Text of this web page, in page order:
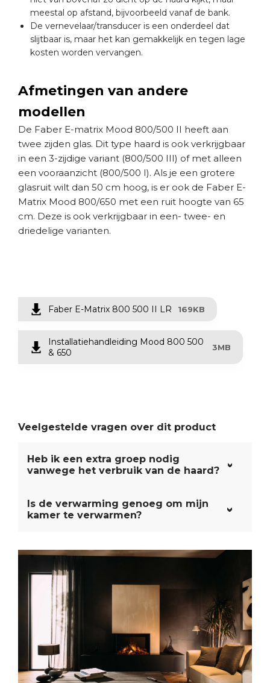
meestal op afstand, bijvoorbeeld vanaf de bank.
De vernevelaar/transducer is een onderdeel dat
slijtbaar is, maar het kan gemakkelijk en tegen lage
kosten worden vervangen.
Afmetingen van andere
modellen
De Faber E-matrix Mood 800/500 II heeft aan
twee zijden glas. Dit type haard is ook verkrijgbaar
in een 3-zijdige variant (800/500 III) of met alleen
een vooraanzicht (800/500 I). Als je een grotere
glasruit wilt dan 50 cm hoog, is er ook de Faber E-
Matrix Mood 800/650 met een ruit hoogte van 65
cm. Deze is ook verkrijgbaar in een- twee- en
driedelige varianten.
Faber E-Matrix 800 500 II LR 169KB
Installatiehandleiding Mood 800 500
& 650
3MB
Veelgestelde vragen over dit product
Heb ik een extra groep nodig
vanwege het verbruik van de haard?
Is de verwarming genoeg om mijn
kamer te verwarmen?